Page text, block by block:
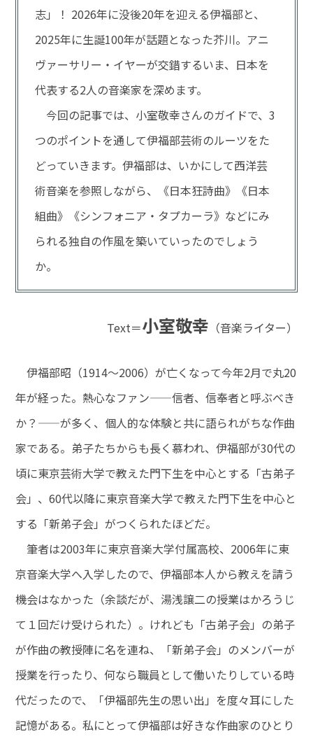
志」！ 2026年に没後20年を迎える伊福部と、
2025年に生誕100年が話題となった芥川。アニ
ヴァーサリー・イヤーが交錯するいま、日本を
代表する2人の音楽家を深めます。
今回の記事では、小室敬幸さんのガイドで、3
つのポイントを通して伊福部芸術のルーツをた
どっていきます。伊福部は、いかにして西洋芸
術音楽を参照しながら、《日本狂詩曲》《日本
組曲》《シンフォニア・タプカーラ》などにみ
られる独自の作風を築いていったのでしょう
か。
Text＝小室敬幸 （音楽ライター）
伊福部昭（1914〜2006）が亡くなって今年2月で丸20
年が経った。熱心なファン——信者、信奉者と呼ぶべき
か？——が多く、個人的な体験と共に語られがちな作曲
家である。弟子たちからも長く慕われ、伊福部が30代の
頃に東京芸術大学で教えた門下生を中心とする「古弟子
会」、60代以降に東京音楽大学で教えた門下生を中心と
する「新弟子会」がつくられたほどだ。
筆者は2003年に東京音楽大学付属高校、2006年に東
京音楽大学へ入学したので、伊福部本人から教えを請う
機会はなかった（余談だが、湯浅譲二の授業はかろうじ
て１回だけ受けられた）。けれども「古弟子会」の弟子
が作曲の教授陣に名を連ね、「新弟子会」のメンバーが
授業を行ったり、何なら職員として働いたりしている時
代だったので、「伊福部先生の思い出」を度々耳にした
記憶がある。私にとって伊福部は好きな作曲家のひとり